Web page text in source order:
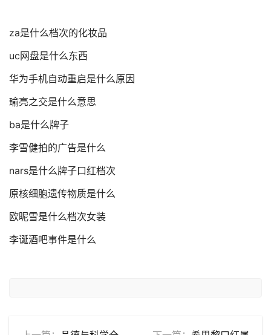
za是什么档次的化妆品
uc网盘是什么东西
华为手机自动重启是什么原因
瑜亮之交是什么意思
ba是什么牌子
李雪健拍的广告是什么
nars是什么牌子口红档次
原核细胞遗传物质是什么
欧昵雪是什么档次女装
李诞酒吧事件是什么